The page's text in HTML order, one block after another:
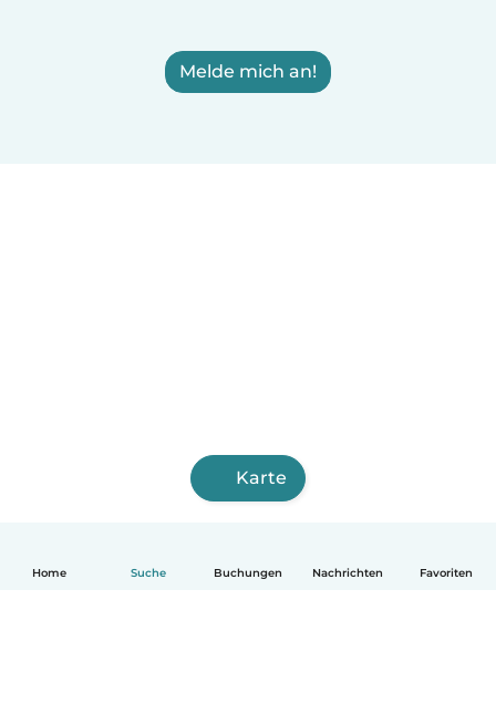
Home Suche Buchungen Nachrichten Favoriten
Melde mich an!
Karte